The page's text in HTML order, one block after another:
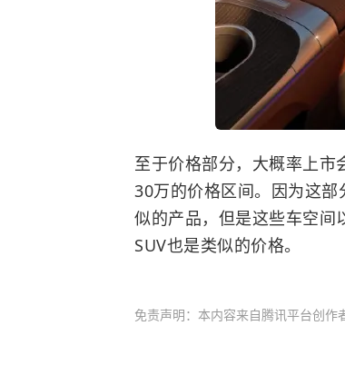
至于价格部分，大概率上市
30万的价格区间。因为这
似的产品，但是这些车空间
SUV也是类似的价格。
免责声明：本内容来自腾讯平台创作